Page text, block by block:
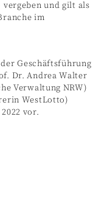
vergeben und gilt als
im
Geschäftsführung
Dr. Andrea Walter
Verwaltung NRW)
WestLotto)
vor.